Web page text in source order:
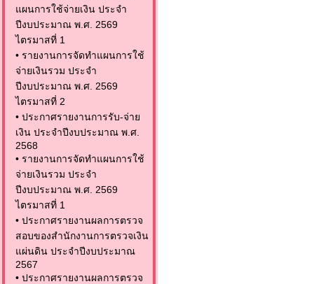
แผนการใช้จ่ายเงิน ประจำ
ปีงบประมาณ พ.ศ. 2569
ไตรมาสที่ 1
• รายงานการจัดทำแผนการใช้
จ่ายเงินรวม ประจำ
ปีงบประมาณ พ.ศ. 2569
ไตรมาสที่ 2
• ประกาศรายงานการรับ-จ่าย
เงิน ประจำปีงบประมาณ พ.ศ.
2568
• รายงานการจัดทำแผนการใช้
จ่ายเงินรวม ประจำ
ปีงบประมาณ พ.ศ. 2569
ไตรมาสที่ 1
• ประกาศรายงานผลการตรวจ
สอบของสำนักงานการตรวจเงิน
แผ่นดิน ประจำปีงบประมาณ
2567
• ประกาศรายงานผลการตรวจ